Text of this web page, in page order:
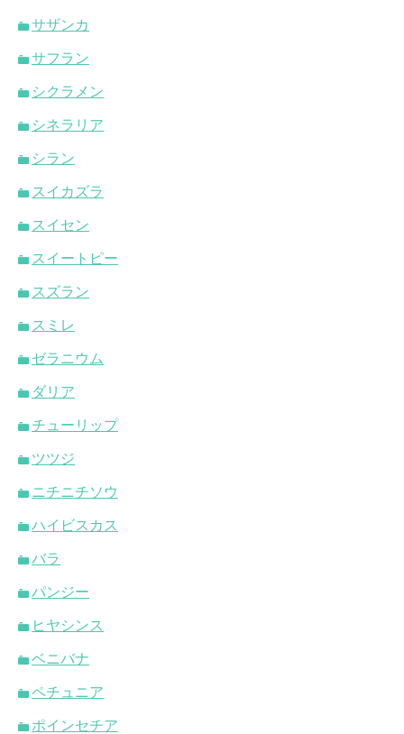
サザンカ
サフラン
シクラメン
シネラリア
シラン
スイカズラ
スイセン
スイートピー
スズラン
スミレ
ゼラニウム
ダリア
チューリップ
ツツジ
ニチニチソウ
ハイビスカス
バラ
パンジー
ヒヤシンス
ベニバナ
ペチュニア
ポインセチア